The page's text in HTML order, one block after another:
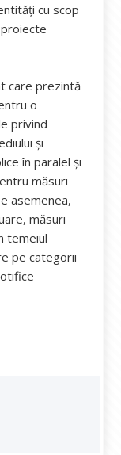
cu scop
care prezintă
o
privind
și
în paralel și
măsuri
asemenea,
măsuri
temeiul
pe categorii